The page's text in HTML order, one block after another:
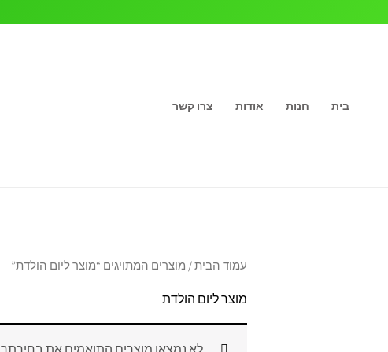
בית חנות אודות צרו קשר
עמוד הבית/ מוצרים המתויגים “מוצר ליום הולדת”
מוצר ליום הולדת